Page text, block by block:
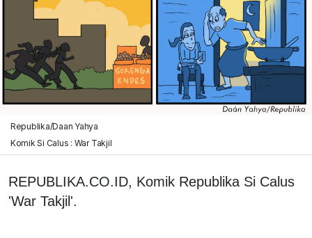
Republika/Daan Yahya
Komik Si Calus : War Takjil
REPUBLIKA.CO.ID, Komik Republika Si Calus
'War Takjil'.